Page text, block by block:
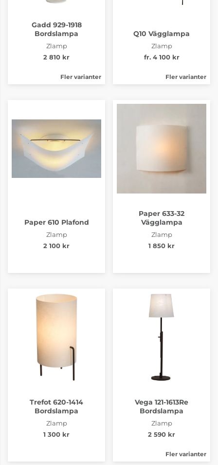
Gadd 929-1918
Bordslampa
Zlamp
2 810 kr
Fler varianter
Q10 Vägglampa
Zlamp
fr. 4 100 kr
Fler varianter
Paper 610 Plafond
Zlamp
2 100 kr
Paper 633-32
Vägglampa
Zlamp
1 850 kr
Trefot 620-1414
Bordslampa
Zlamp
1 300 kr
Vega 121-1613Re
Bordslampa
Zlamp
2 590 kr
Fler varianter